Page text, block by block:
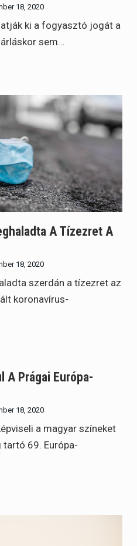
18, 2020
ki a fogyasztó jogát a
sem…
A Tízezret A
18, 2020
szerdán a tízezret az
koronavírus-
A Prágai Európa-
18, 2020
a magyar színeket
69. Európa-